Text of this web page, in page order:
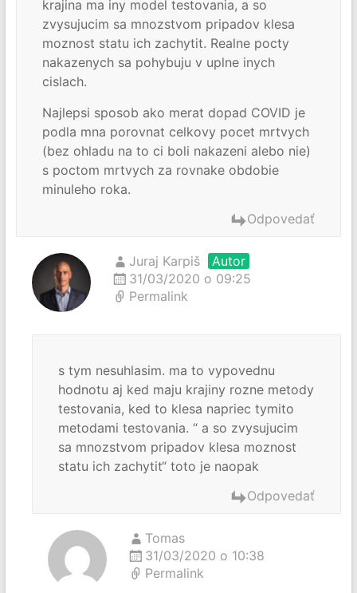
krajina ma iny model testovania, a so
zvysujucim sa mnozstvom pripadov klesa
moznost statu ich zachytit. Realne pocty
nakazenych sa pohybuju v uplne inych
cislach.
Najlepsi sposob ako merat dopad COVID je
podla mna porovnat celkovy pocet mrtvych
(bez ohladu na to ci boli nakazeni alebo nie)
s poctom mrtvych za rovnake obdobie
minuleho roka.
Odpovedať
Juraj Karpiš
Autor
31/03/2020 o 09:25
Permalink
s tym nesuhlasim. ma to vypovednu
hodnotu aj ked maju krajiny rozne metody
testovania, ked to klesa napriec tymito
metodami testovania. “ a so zvysujucim
sa mnozstvom pripadov klesa moznost
statu ich zachytit“ toto je naopak
Odpovedať
Tomas
31/03/2020 o 10:38
Permalink